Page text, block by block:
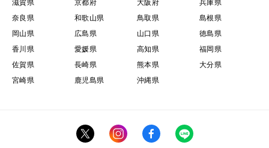
滋賀県
京都府 大阪府
兵庫県
奈良県
和歌山県 鳥取県
島根県
岡山県
広島県 山口県
徳島県
香川県
愛媛県 高知県
福岡県
佐賀県
長崎県 熊本県
大分県
宮崎県
鹿児島県 沖縄県